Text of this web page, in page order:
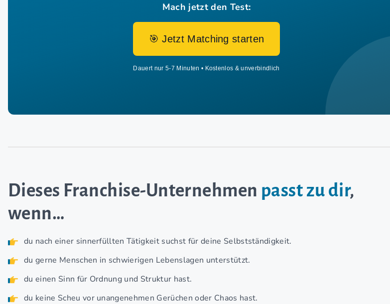
Mach jetzt den Test:
🎯 Jetzt Matching starten
Dauert nur 5-7 Minuten • Kostenlos & unverbindlich
Dieses Franchise-Unternehmen passt zu dir,
wenn…
du nach einer sinnerfüllten Tätigkeit suchst für deine Selbstständigkeit.
du gerne Menschen in schwierigen Lebenslagen unterstützt.
du einen Sinn für Ordnung und Struktur hast.
du keine Scheu vor unangenehmen Gerüchen oder Chaos hast.